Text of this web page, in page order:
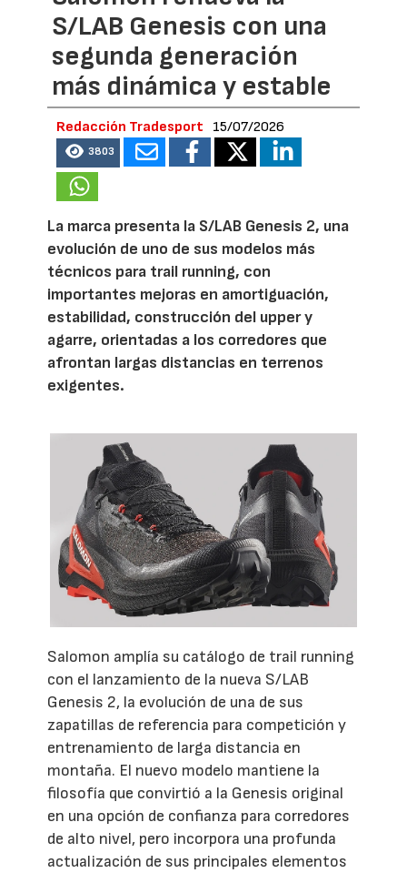
S/LAB Genesis con una
segunda generación
más dinámica y estable
Redacción Tradesport 15/07/2026
3803
La marca presenta la S/LAB Genesis 2, una
evolución de uno de sus modelos más
técnicos para trail running, con
importantes mejoras en amortiguación,
estabilidad, construcción del upper y
agarre, orientadas a los corredores que
afrontan largas distancias en terrenos
exigentes.
Salomon amplía su catálogo de trail running
con el lanzamiento de la nueva S/LAB
Genesis 2, la evolución de una de sus
zapatillas de referencia para competición y
entrenamiento de larga distancia en
montaña. El nuevo modelo mantiene la
filosofía que convirtió a la Genesis original
en una opción de confianza para corredores
de alto nivel, pero incorpora una profunda
actualización de sus principales elementos